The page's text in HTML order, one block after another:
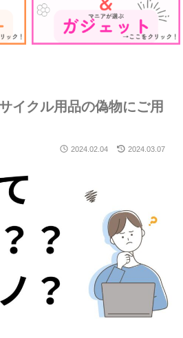
イクル用品の偽物にご用
2024.02.04 2024.03.07